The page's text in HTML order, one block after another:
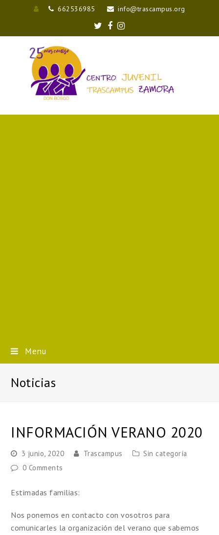
Entrar662536985 info@trascampus.org
TwitterFacebook
Instagram
Menu
Noticias
INFORMACIÓN VERANO 2020
3 junio, 2020 Trascampus
Sin categoría
0 Comments
Estimadas familias:
Nos ponemos en contacto con vosotros para
comunicarles la organización del verano que sabemos